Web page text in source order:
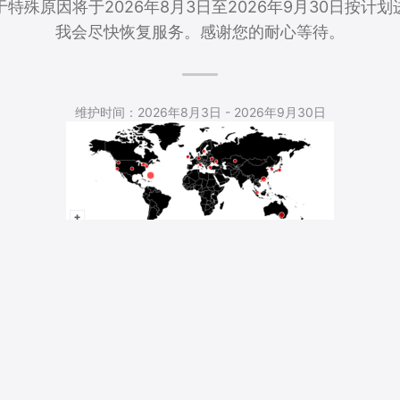
特殊原因将于2026年8月3日至2026年9月30日按计划
我会尽快恢复服务。感谢您的耐心等待。
维护时间：2026年8月3日 - 2026年9月30日
5,539 Total Pageviews